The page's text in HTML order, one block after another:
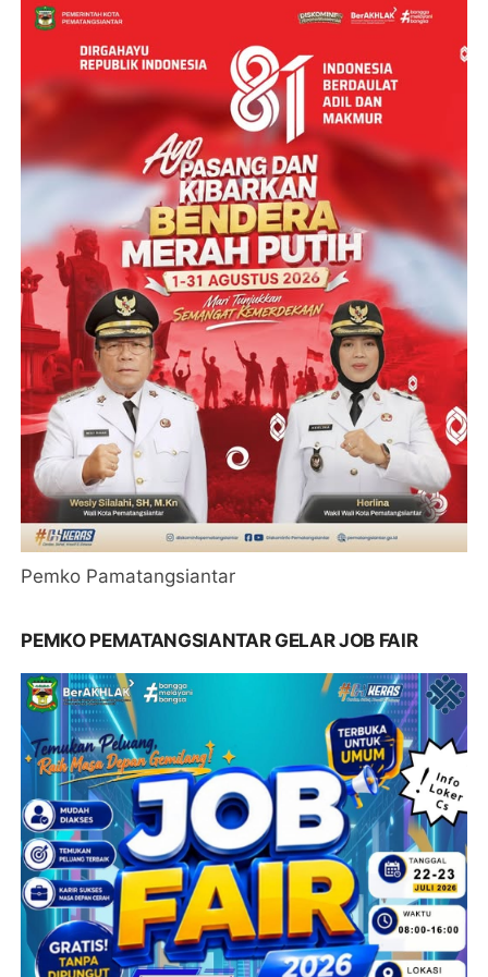
Pemko Pamatangsiantar
PEMKO PEMATANGSIANTAR GELAR JOB FAIR